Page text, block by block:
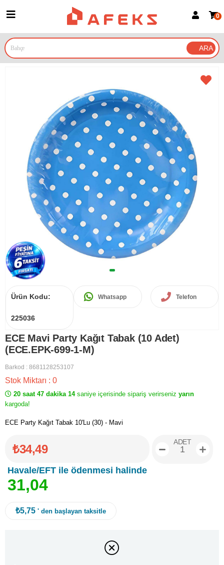
Google İle Bağlan
0
Ürün Kodu:
225036
Whatsapp Telefon
ECE Mavi Party Kağıt Tabak (10 Adet)
(ECE.EPK-699-1-M)
Barkod : 8681128253107
Stok Miktarı : 0
20 saat 47 dakika 14saniye içerisinde sipariş verirseniz yarın
kargoda!
ECE Party Kağıt Tabak 10'Lu (30) - Mavi
₺34,49
Havale/EFT ile ödenmesi halinde
31,04
ADET
₺5,75 ' den başlayan taksitle